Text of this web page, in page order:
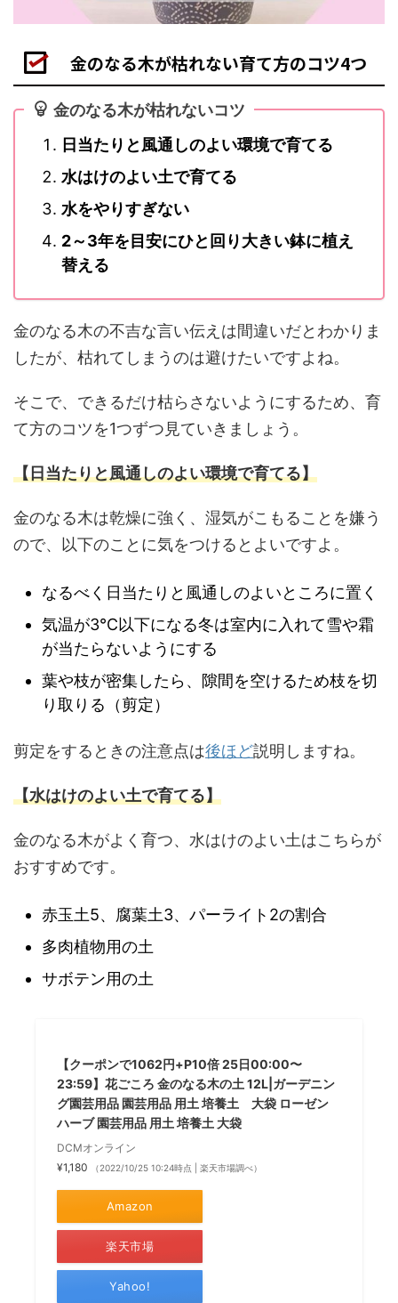
金のなる木が枯れない育て方のコツ4つ
金のなる木が枯れないコツ
日当たりと風通しのよい環境で育てる
水はけのよい土で育てる
水をやりすぎない
2～3年を目安にひと回り大きい鉢に植え
替える
金のなる木の不吉な言い伝えは間違いだとわかりま
したが、枯れてしまうのは避けたいですよね。
そこで、できるだけ枯らさないようにするため、育
て方のコツを1つずつ見ていきましょう。
【日当たりと風通しのよい環境で育てる】
金のなる木は乾燥に強く、湿気がこもることを嫌う
ので、以下のことに気をつけるとよいですよ。
なるべく日当たりと風通しのよいところに置く
気温が3℃以下になる冬は室内に入れて雪や霜
が当たらないようにする
葉や枝が密集したら、隙間を空けるため枝を切
り取りる（剪定）
剪定をするときの注意点は後ほど説明しますね。
【水はけのよい土で育てる】
金のなる木がよく育つ、水はけのよい土はこちらが
おすすめです。
赤玉土5、腐葉土3、パーライト2の割合
多肉植物用の土
サボテン用の土
【クーポンで1062円+P10倍 25日00:00〜
23:59】花ごころ 金のなる木の土 12L|ガーデニン
グ園芸用品 園芸用品 用土 培養土 大袋 ローゼン
ハーブ 園芸用品 用土 培養土 大袋
DCMオンライン
¥1,180
（2022/10/25 10:24時点 | 楽天市場調べ）
Amazon
楽天市場
Yahoo!